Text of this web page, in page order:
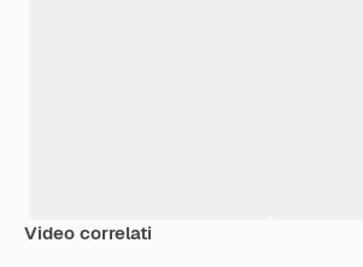
Video correlati